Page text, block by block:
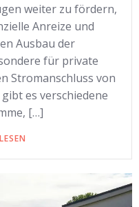
weiter zu fördern,
Anreize und
Ausbau der
für private
Stromanschluss von
es verschiedene
[…]